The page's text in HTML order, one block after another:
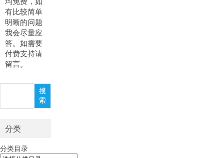
有比较简单
明晰的问题
我会尽量应
答。如需要
付费支持请
留言。
搜
索
分类
分类目录